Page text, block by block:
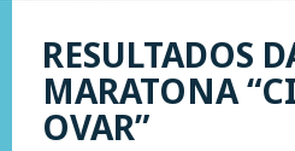
RESULTADOS
MARATONA
OVAR”